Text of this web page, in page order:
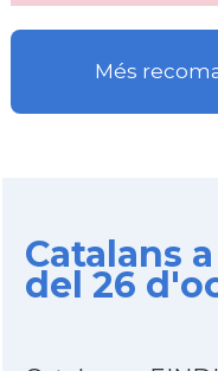
Més
Catalans
del 26